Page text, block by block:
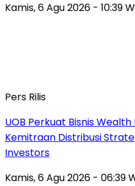
Kamis, 6 Agu 2026 - 10:39
Pers Rilis
UOB Perkuat Bisnis
Kemitraan Distribusi
Investors
Kamis, 6 Agu 2026 - 06:39